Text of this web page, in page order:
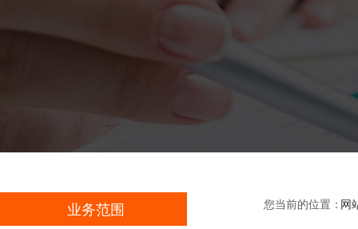
业务范围 您当前的位置： 网